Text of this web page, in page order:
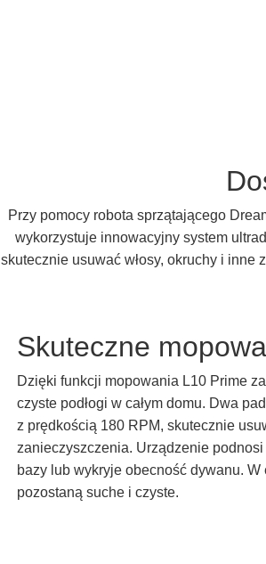
Przy pomocy robota sprzątającego
wykorzystuje innowacyjny system
skutecznie usuwać włosy, okruchy i
Skuteczne
Dzięki funkcji mopowania L10 Prime
czyste podłogi w całym domu. Dwa
z prędkością 180 RPM, skutecznie
zanieczyszczenia. Urządzenie
bazy lub wykryje obecność dywanu.
pozostaną suche i czyste.